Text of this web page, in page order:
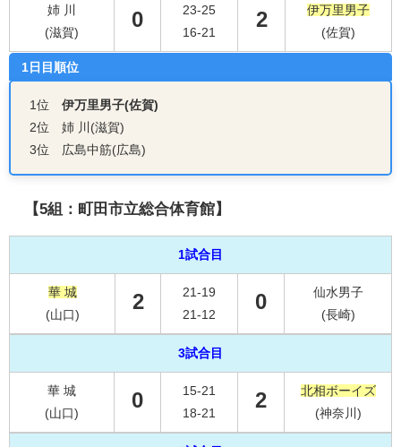
姉 川
(滋賀)
0
23-25
16-21
2
伊万里男子
(佐賀)
1日目順位
1位 伊万里男子(佐賀)
2位 姉 川(滋賀)
3位 広島中筋(広島)
【5組：町田市立総合体育館】
1試合目
華 城
(山口)
2
21-19
21-12
0
仙水男子
(長崎)
3試合目
華 城
(山口)
0
15-21
18-21
2
北相ボーイズ
(神奈川)